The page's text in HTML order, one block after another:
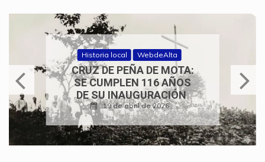
Historia local WebdeAlta
CRUZ DE PEÑA DE MOTA:
SE CUMPLEN 116 AÑOS
DE SU INAUGURACIÓN
19 de abril de 2026